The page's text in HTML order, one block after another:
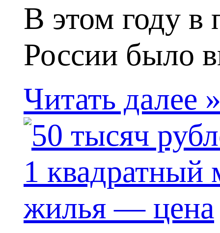
В этом году в
России было
Читать далее